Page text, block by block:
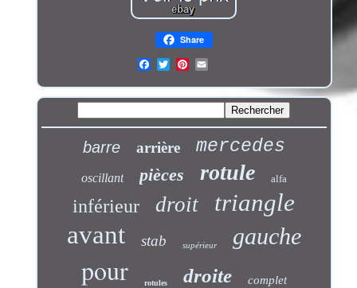
Share
barre arrière mercedes
oscillant pièces rotule alfa
inférieur droit triangle
avant stab supérieur gauche
pour rotules droite complet